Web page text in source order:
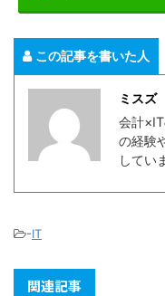
この記事を書いた人
ミスズ
会計
の経験
してい
-IT
関連記事